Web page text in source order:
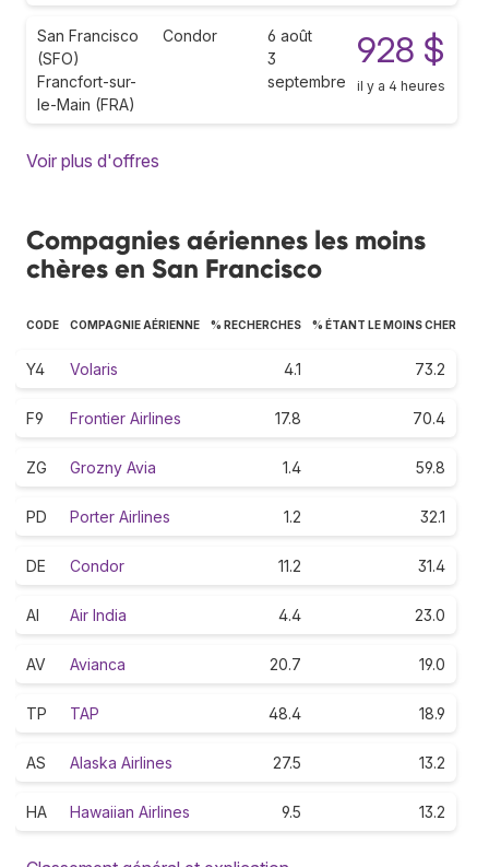
San Francisco
(SFO)
Francfort-sur-
le-Main (FRA)
Condor
6 août
3
septembre
928 $
il y a 4 heures
Voir plus d'offres
Compagnies aériennes les moins
chères en San Francisco
CODE COMPAGNIE AÉRIENNE % RECHERCHES % ÉTANT LE MOINS CHER
Y4 Volaris 4.1 73.2
F9 Frontier Airlines 17.8 70.4
ZG Grozny Avia 1.4 59.8
PD Porter Airlines 1.2 32.1
DE Condor 11.2 31.4
AI Air India 4.4 23.0
AV Avianca 20.7 19.0
TP TAP 48.4 18.9
AS Alaska Airlines 27.5 13.2
HA Hawaiian Airlines 9.5 13.2